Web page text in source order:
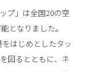
プ」は全国20の空
となりました。
をはじめとしたタッ
図るとともに、ネ